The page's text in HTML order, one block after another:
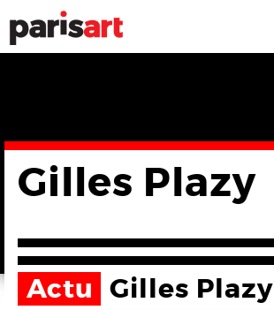
Gilles Plazy
Actu Gilles Plazy